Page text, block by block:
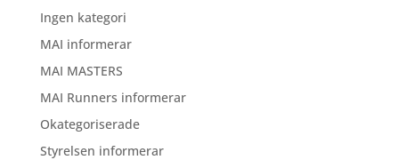
Ingen kategori
MAI informerar
MAI MASTERS
MAI Runners informerar
Okategoriserade
Styrelsen informerar